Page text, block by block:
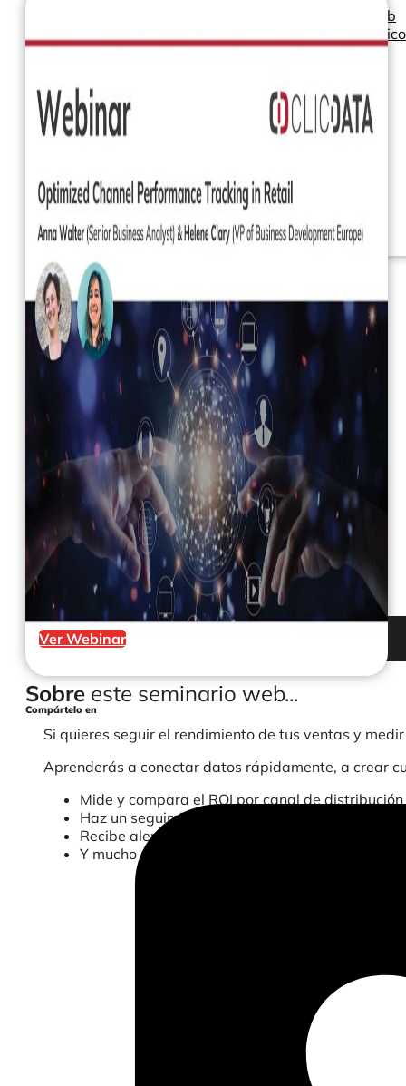
Nuestros servicios
empresarial
Analítica avanzada y
ML
Seminarios web
Libros
Nuestro Blog
Precios
Ver Webinar
Sobre este seminario web...
Si quieres seguir el rendimiento de tus ventas y
Aprenderás a conectar datos rápidamente, a crear
Mide y compara el ROI por canal de distribución
Haz un seguimiento de la tasa de conversión
Recibe alertas cuando se produzcan caídas en
Y mucho más…
Compártelo en